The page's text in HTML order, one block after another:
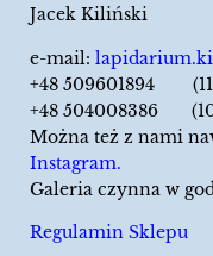
Jacek Kiliński
e-mail:
+48 509601894
+48 504008386
Można też z nami
Instagram.
Galeria czynna w
Regulamin Sklepu